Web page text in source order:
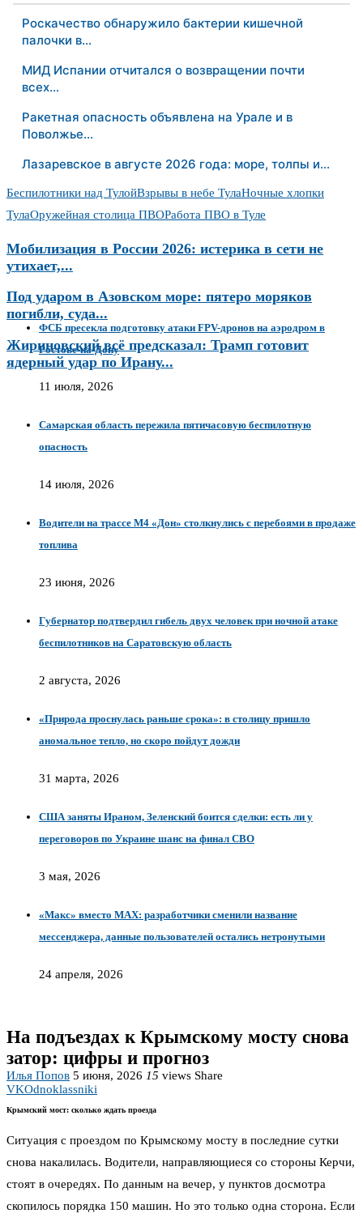
Роскачество обнаружило бактерии кишечной
палочки в…
МИД Испании отчитался о возвращении почти
всех…
Ракетная опасность объявлена на Урале и в
Поволжье…
Лазаревское в августе 2026 года: море, толпы и…
Беспилотники над ТулойВзрывы в небе ТулаНочные хлопки
ТулаОружейная столица ПВОРабота ПВО в Туле
Мобилизация в России 2026: истерика в сети не
утихает,...
Под ударом в Азовском море: пятеро моряков
погибли, суда...
Жириновский всё предсказал: Трамп готовит
ядерный удар по Ирану...
ФСБ пресекла подготовку атаки FPV-дронов на аэродром в
Ростове-на-Дону
11 июля, 2026
Самарская область пережила пятичасовую беспилотную
опасность
14 июля, 2026
Водители на трассе М4 «Дон» столкнулись с перебоями в продаже
топлива
23 июня, 2026
Губернатор подтвердил гибель двух человек при ночной атаке
беспилотников на Саратовскую область
2 августа, 2026
«Природа проснулась раньше срока»: в столицу пришло
аномальное тепло, но скоро пойдут дожди
31 марта, 2026
США заняты Ираном, Зеленский боится сделки: есть ли у
переговоров по Украине шанс на финал СВО
3 мая, 2026
«Макс» вместо MAX: разработчики сменили название
мессенджера, данные пользователей остались нетронутыми
24 апреля, 2026
На подъездах к Крымскому мосту снова
затор: цифры и прогноз
Илья Попов 5 июня, 2026 15 views Share
VKOdnoklassniki
Крымский мост: сколько ждать проезда
Ситуация с проездом по Крымскому мосту в последние сутки
снова накалилась. Водители, направляющиеся со стороны Керчи,
стоят в очередях. По данным на вечер, у пунктов досмотра
скопилось порядка 150 машин. Но это только одна сторона. Если